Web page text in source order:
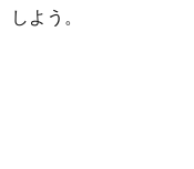
しよう。